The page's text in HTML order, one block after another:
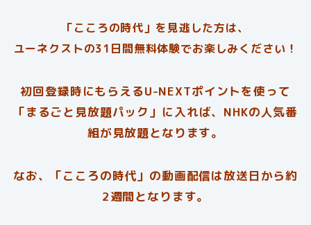
「こころの時代」を見逃した方は、
ユーネクストの31日間無料体験でお楽しみください！
初回登録時にもらえるU-NEXTポイントを使って
「まるごと見放題パック」に入れば、NHKの人気番
組が見放題となります。
なお、「こころの時代」の動画配信は放送日から約
2週間となります。